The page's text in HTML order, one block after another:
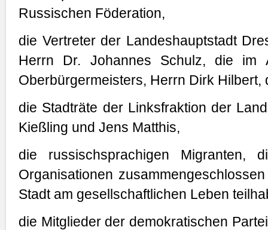
Russischen Föderation,
die Vertreter der Landeshauptstadt
Herrn Dr. Johannes Schulz, die im
Oberbürgermeisters, Herrn Dirk
die Stadträte der Linksfraktion der
Kießling und Jens Matthis,
die russischsprachigen Migranten,
Organisationen
Stadt am gesellschaftlichen Leben
die Mitglieder der demokratischen